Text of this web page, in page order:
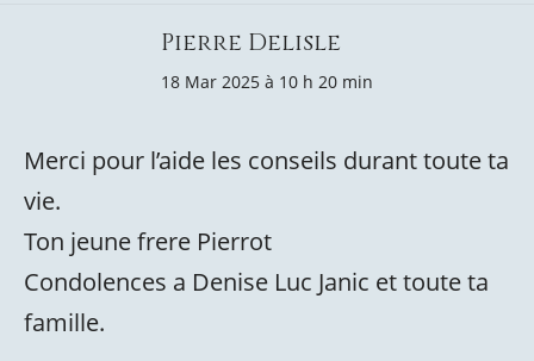
Pierre Delisle
18 Mar 2025 à 10 h 20 min
Merci pour l’aide les conseils durant toute ta
vie.
Ton jeune frere Pierrot
Condolences a Denise Luc Janic et toute ta
famille.